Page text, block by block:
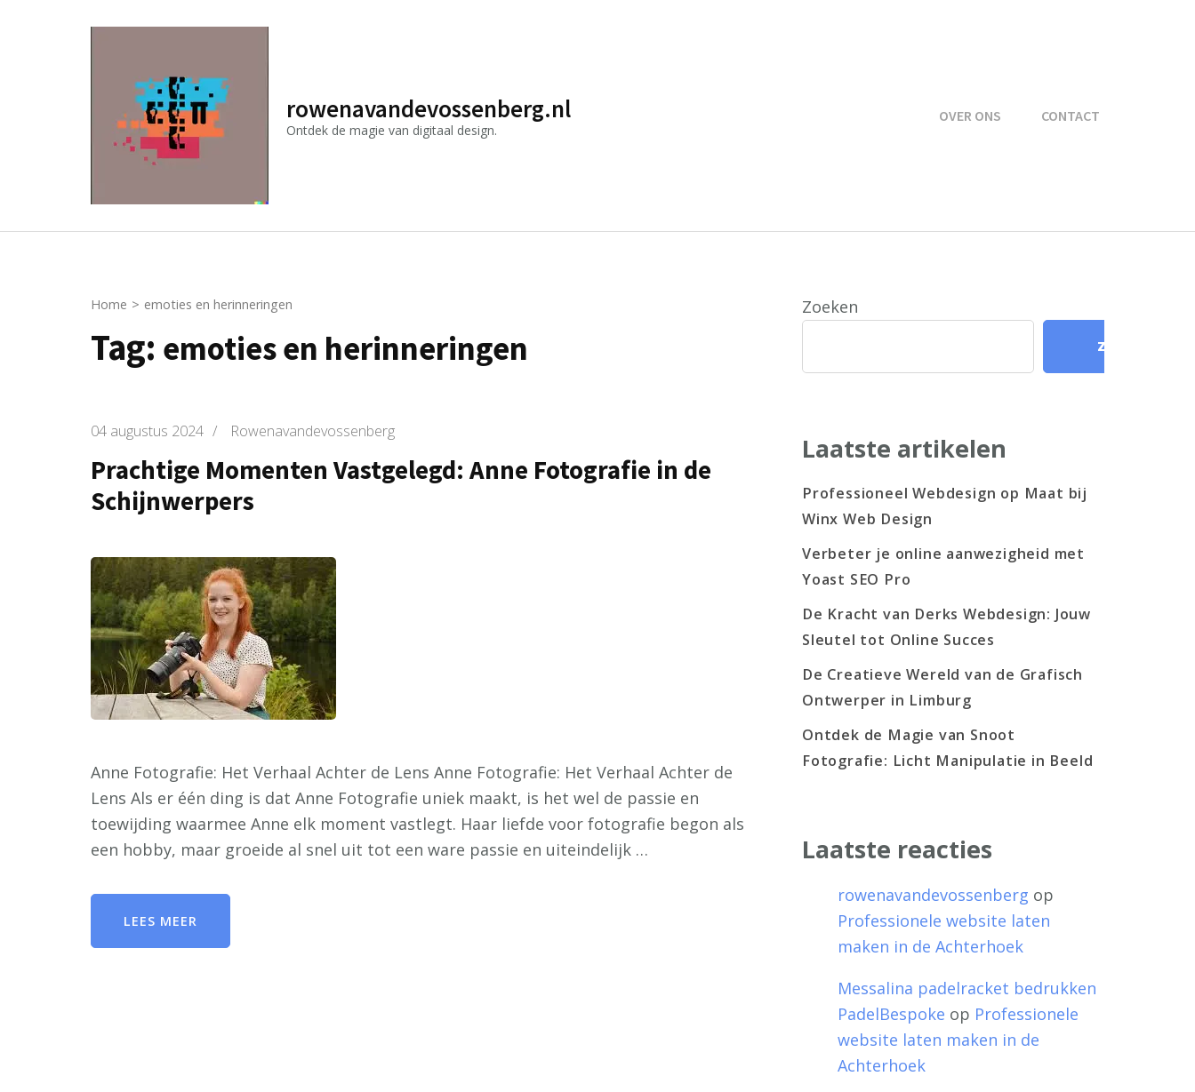
rowenavandevossenberg.nl
Ontdek de magie van digitaal design.
OVER ONS CONTACT
Home > emoties en herinneringen
Tag: emoties en herinneringen
04 augustus 2024 / Rowenavandevossenberg
Prachtige Momenten Vastgelegd: Anne Fotografie in de
Schijnwerpers
Anne Fotografie: Het Verhaal Achter de Lens Anne Fotografie: Het Verhaal Achter de
Lens Als er één ding is dat Anne Fotografie uniek maakt, is het wel de passie en
toewijding waarmee Anne elk moment vastlegt. Haar liefde voor fotografie begon als
een hobby, maar groeide al snel uit tot een ware passie en uiteindelijk …
LEES MEER
Zoeken
Zoeken
Laatste artikelen
Professioneel Webdesign op Maat bij
Winx Web Design
Verbeter je online aanwezigheid met
Yoast SEO Pro
De Kracht van Derks Webdesign: Jouw
Sleutel tot Online Succes
De Creatieve Wereld van de Grafisch
Ontwerper in Limburg
Ontdek de Magie van Snoot
Fotografie: Licht Manipulatie in Beeld
Laatste reacties
rowenavandevossenberg op
Professionele website laten
maken in de Achterhoek
Messalina padelracket bedrukken
PadelBespoke op Professionele
website laten maken in de
Achterhoek